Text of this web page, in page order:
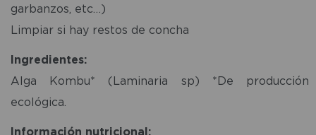
garbanzos, etc…)
Limpiar si hay restos de concha
Ingredientes:
Alga Kombu* (Laminaria sp) *De producción
ecológica.
Información nutricional: